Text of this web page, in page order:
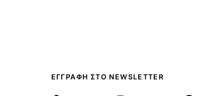
ΕΓΓΡΑΦΗ ΣΤΟ NEWSLETTER